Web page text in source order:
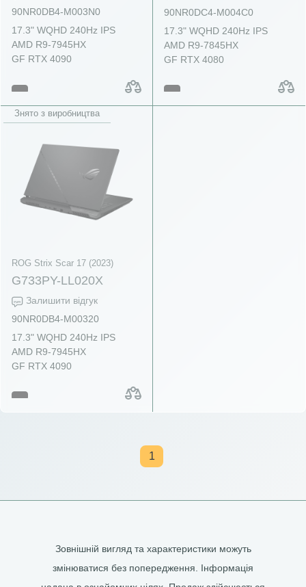
90NR0DB4-M003N0
17.3" WQHD 240Hz IPS
AMD R9-7945HX
GF RTX 4090
90NR0DC4-M004C0
17.3" WQHD 240Hz IPS
AMD R9-7845HX
GF RTX 4080
Знято з виробництва
ROG Strix Scar 17 (2023)
G733PY-LL020X
Залишити відгук
90NR0DB4-M00320
17.3" WQHD 240Hz IPS
AMD R9-7945HX
GF RTX 4090
1
Зовнішній вигляд та характеристики можуть
змінюватися без попередження. Інформація